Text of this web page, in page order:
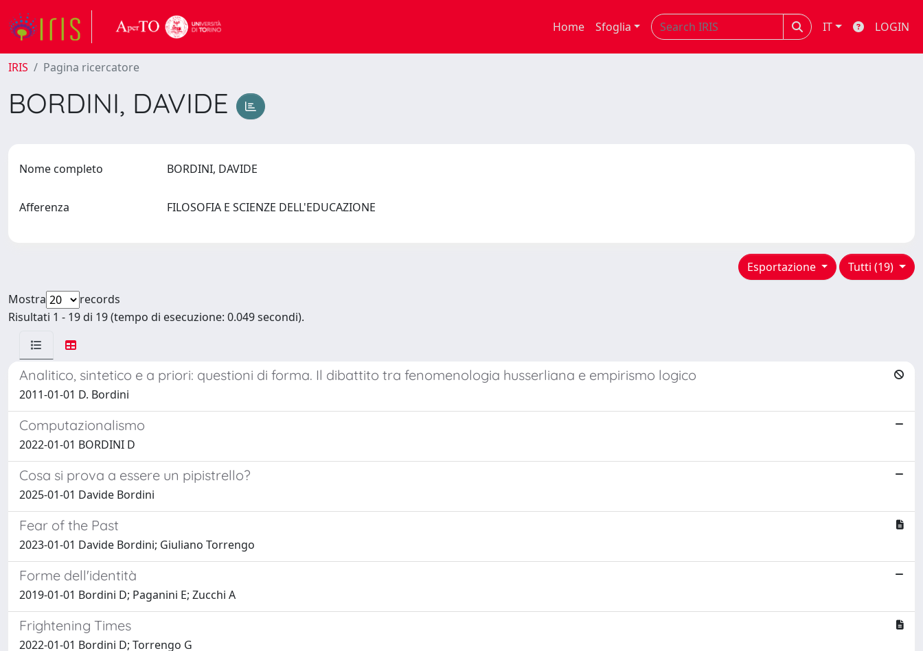
Home Sfoglia IT LOGIN
IRIS Pagina ricercatore
BORDINI, DAVIDE
Nome completo BORDINI, DAVIDE
Afferenza FILOSOFIA E SCIENZE DELL'EDUCAZIONE
Tutti (19)
Esportazione
Mostra
records
Risultati 1 - 19 di 19 (tempo di esecuzione: 0.049 secondi).
Analitico, sintetico e a priori: questioni di forma. Il dibattito tra fenomenologia husserliana e empirismo logico
2011-01-01 D. Bordini
Computazionalismo
2022-01-01 BORDINI D
Cosa si prova a essere un pipistrello?
2025-01-01 Davide Bordini
Fear of the Past
2023-01-01 Davide Bordini; Giuliano Torrengo
Forme dell'identità
2019-01-01 Bordini D; Paganini E; Zucchi A
Frightening Times
2022-01-01 Bordini D; Torrengo G